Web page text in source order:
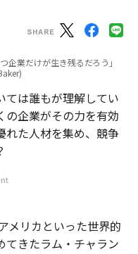
企業だけが生き残るだろう」
ては誰もが理解してい
の企業がその力を有効
れた人材を集め、競争
メリカといった世界的
てきたラム・チャラン